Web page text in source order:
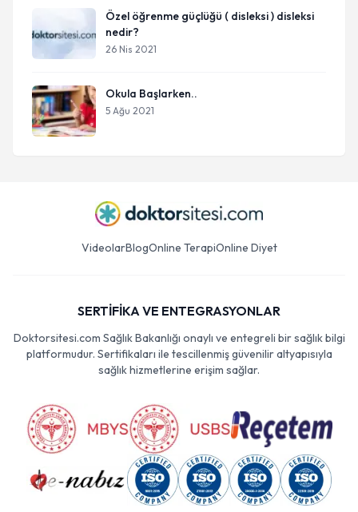
Özel öğrenme güçlüğü ( disleksi ) disleksi
nedir?
26 Nis 2021
Okula Başlarken..
5 Ağu 2021
VideolarBlogOnline TerapiOnline Diyet
SERTİFİKA VE ENTEGRASYONLAR
Doktorsitesi.com Sağlık Bakanlığı onaylı ve entegreli bir sağlık bilgi
platformudur. Sertifikaları ile tescillenmiş güvenilir altyapısıyla
sağlık hizmetlerine erişim sağlar.